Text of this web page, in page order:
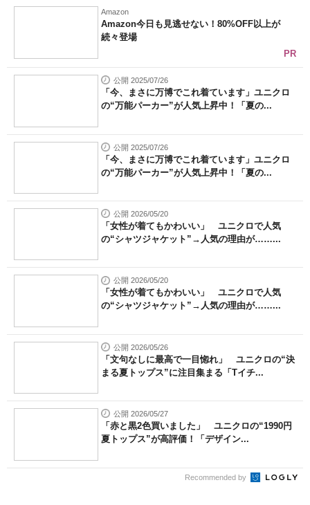
Amazon
Amazon今日も見逃せない！80%OFF以上が
続々登場
PR
公開 2025/07/26
「今、まさに万博でこれ着ています」ユニクロ
の“万能パーカー”が人気上昇中！「夏の...
公開 2025/07/26
「今、まさに万博でこれ着ています」ユニクロ
の“万能パーカー”が人気上昇中！「夏の...
公開 2026/05/20
「女性が着てもかわいい」 ユニクロで人気
の“シャツジャケット”→人気の理由が……...
公開 2026/05/20
「女性が着てもかわいい」 ユニクロで人気
の“シャツジャケット”→人気の理由が……...
公開 2026/05/26
「文句なしに最高で一目惚れ」 ユニクロの“決
まる夏トップス”に注目集まる「Tイチ...
公開 2026/05/27
「赤と黒2色買いました」 ユニクロの“1990円
夏トップス”が高評価！「デザイン...
Recommended by